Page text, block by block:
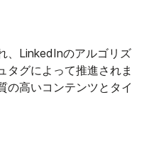
、LinkedInのアルゴリズ
タグによって推進されま
の高いコンテンツとタイ